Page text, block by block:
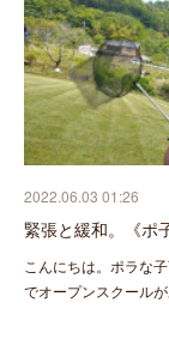
2022.06.03 01:26
緊張と緩和。《ポ
こんにちは。ポラな
でオープンスクール